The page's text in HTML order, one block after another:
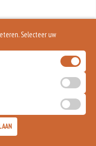
Selecteer uw